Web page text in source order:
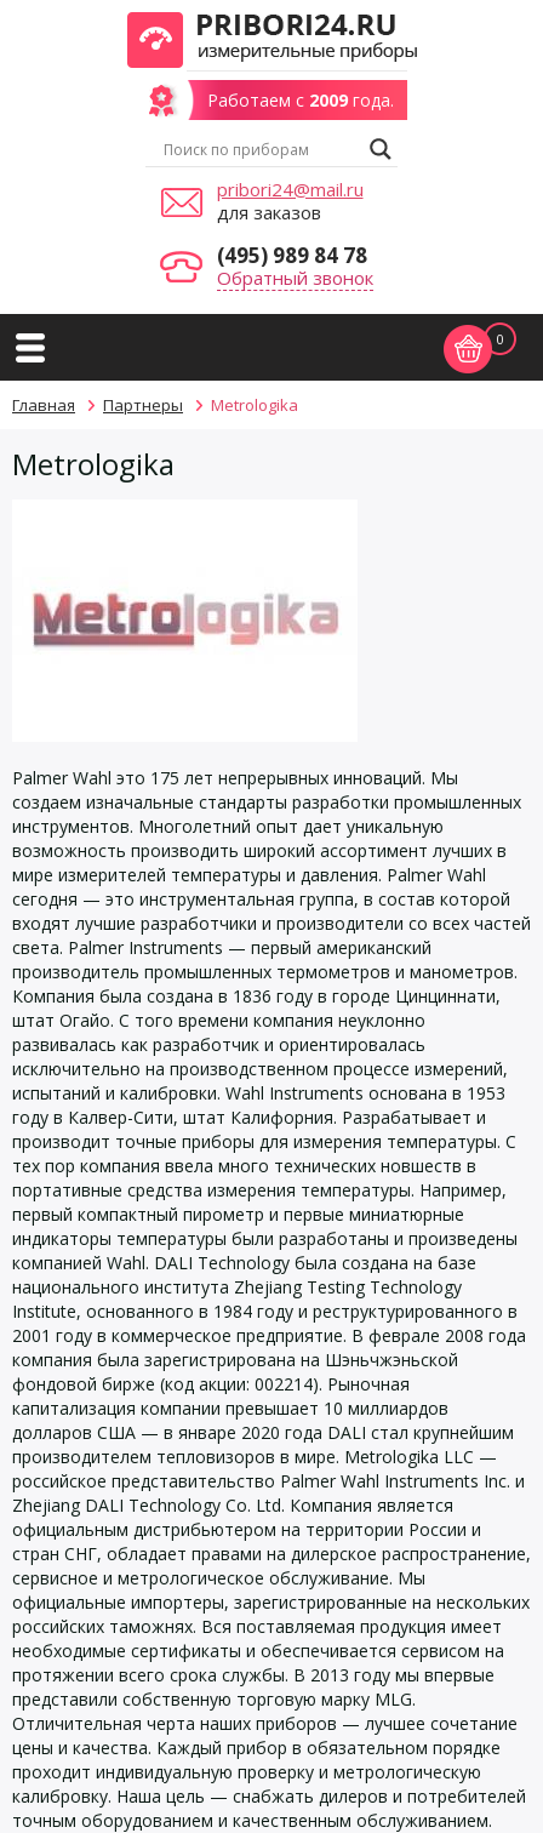
Работаем с 2009года.
pribori24@mail.ru
для заказов
(495) 989 84 78
Обратный звонок
0
Главная Партнеры Metrologika
Metrologika
Palmer Wahl это 175 лет непрерывных инноваций. Мы
создаем изначальные стандарты разработки промышленных
инструментов. Многолетний опыт дает уникальную
возможность производить широкий ассортимент лучших в
мире измерителей температуры и давления. Palmer Wahl
сегодня — это инструментальная группа, в состав которой
входят лучшие разработчики и производители со всех частей
света. Palmer Instruments — первый американский
производитель промышленных термометров и манометров.
Компания была создана в 1836 году в городе Цинциннати,
штат Огайо. С того времени компания неуклонно
развивалась как разработчик и ориентировалась
исключительно на производственном процессе измерений,
испытаний и калибровки. Wahl Instruments основана в 1953
году в Калвер-Сити, штат Калифорния. Разрабатывает и
производит точные приборы для измерения температуры. С
тех пор компания ввела много технических новшеств в
портативные средства измерения температуры. Например,
первый компактный пирометр и первые миниатюрные
индикаторы температуры были разработаны и произведены
компанией Wahl. DALI Technology была создана на базе
национального института Zhejiang Testing Technology
Institute, основанного в 1984 году и реструктурированного в
2001 году в коммерческое предприятие. В феврале 2008 года
компания была зарегистрирована на Шэньчжэньской
фондовой бирже (код акции: 002214). Рыночная
капитализация компании превышает 10 миллиардов
долларов США — в январе 2020 года DALI стал крупнейшим
производителем тепловизоров в мире. Metrologika LLC —
российское представительство Palmer Wahl Instruments Inc. и
Zhejiang DALI Technology Co. Ltd. Компания является
официальным дистрибьютером на территории России и
стран СНГ, обладает правами на дилерское распространение,
сервисное и метрологическое обслуживание. Мы
официальные импортеры, зарегистрированные на нескольких
российских таможнях. Вся поставляемая продукция имеет
необходимые сертификаты и обеспечивается сервисом на
протяжении всего срока службы. В 2013 году мы впервые
представили собственную торговую марку MLG.
Отличительная черта наших приборов — лучшее сочетание
цены и качества. Каждый прибор в обязательном порядке
проходит индивидуальную проверку и метрологическую
калибровку. Наша цель — снабжать дилеров и потребителей
точным оборудованием и качественным обслуживанием.